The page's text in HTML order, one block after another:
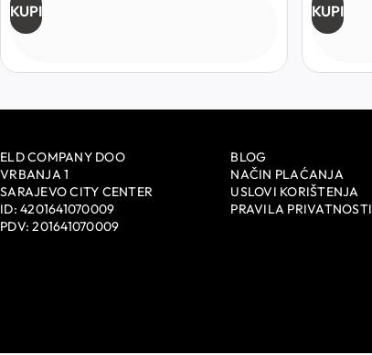
KUPI KUPI
ELD COMPANY DOO
VRBANJA 1
SARAJEVO CITY CENTER
ID: 4201641070009
PDV: 201641070009
BLOG
NAČIN PLAĆANJA
USLOVI KORIŠTENJA
PRAVILA PRIVATNOSTI